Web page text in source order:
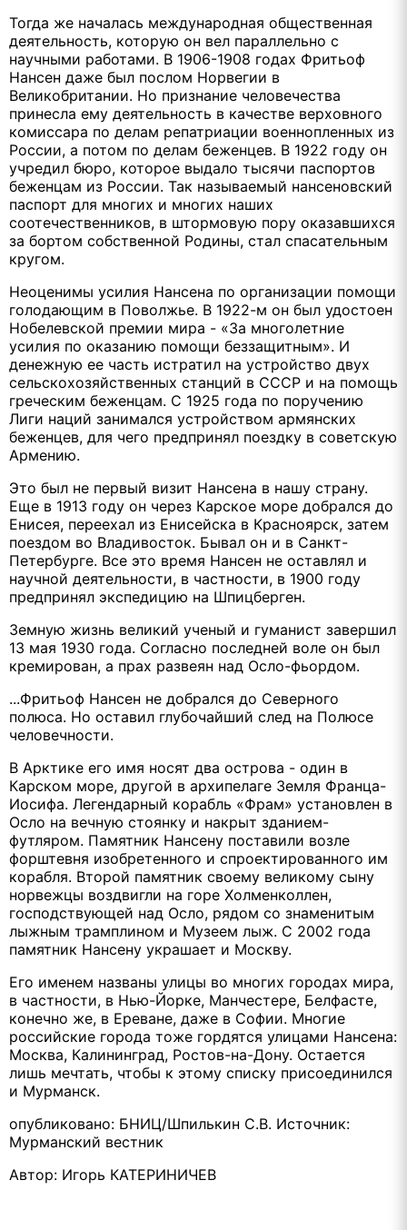
Тогда же началась международная общественная
деятельность, которую он вел параллельно с
научными работами. В 1906-1908 годах Фритьоф
Нансен даже был послом Норвегии в
Великобритании. Но признание человечества
принесла ему деятельность в качестве верховного
комиссара по делам репатриации военнопленных из
России, а потом по делам беженцев. В 1922 году он
учредил бюро, которое выдало тысячи паспортов
беженцам из России. Так называемый нансеновский
паспорт для многих и многих наших
соотечественников, в штормовую пору оказавшихся
за бортом собственной Родины, стал спасательным
кругом.
Неоценимы усилия Нансена по организации помощи
голодающим в Поволжье. В 1922-м он был удостоен
Нобелевской премии мира - «За многолетние
усилия по оказанию помощи беззащитным». И
денежную ее часть истратил на устройство двух
сельскохозяйственных станций в СССР и на помощь
греческим беженцам. С 1925 года по поручению
Лиги наций занимался устройством армянских
беженцев, для чего предпринял поездку в советскую
Армению.
Это был не первый визит Нансена в нашу страну.
Еще в 1913 году он через Карское море добрался до
Енисея, переехал из Енисейска в Красноярск, затем
поездом во Владивосток. Бывал он и в Санкт-
Петербурге. Все это время Нансен не оставлял и
научной деятельности, в частности, в 1900 году
предпринял экспедицию на Шпицберген.
Земную жизнь великий ученый и гуманист завершил
13 мая 1930 года. Согласно последней воле он был
кремирован, а прах развеян над Осло-фьордом.
...Фритьоф Нансен не добрался до Северного
полюса. Но оставил глубочайший след на Полюсе
человечности.
В Арктике его имя носят два острова - один в
Карском море, другой в архипелаге Земля Франца-
Иосифа. Легендарный корабль «Фрам» установлен в
Осло на вечную стоянку и накрыт зданием-
футляром. Памятник Нансену поставили возле
форштевня изобретенного и спроектированного им
корабля. Второй памятник своему великому сыну
норвежцы воздвигли на горе Холменколлен,
господствующей над Осло, рядом со знаменитым
лыжным трамплином и Музеем лыж. С 2002 года
памятник Нансену украшает и Москву.
Его именем названы улицы во многих городах мира,
в частности, в Нью-Йорке, Манчестере, Белфасте,
конечно же, в Ереване, даже в Софии. Многие
российские города тоже гордятся улицами Нансена:
Москва, Калининград, Ростов-на-Дону. Остается
лишь мечтать, чтобы к этому списку присоединился
и Мурманск.
опубликовано: БНИЦ/Шпилькин С.В. Источник:
Мурманский вестник
Автор: Игорь КАТЕРИНИЧЕВ